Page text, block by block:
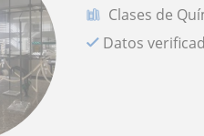
Clases de
Datos